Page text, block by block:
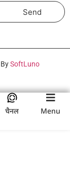
Send
SoftLuno
चैनल Menu